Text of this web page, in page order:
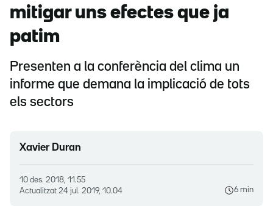
mitigar uns efectes que ja
patim
Presenten a la conferència del clima un
informe que demana la implicació de tots
els sectors
Xavier Duran
10 des. 2018, 11.55
Actualitzat 24 jul. 2019, 10.04 6 min